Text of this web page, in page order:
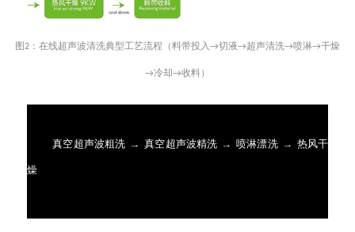
图2：在线超声波清洗典型工艺流程（料带投入→切液→超声清洗→喷淋→干燥
→冷却→收料）
真空超声波粗洗 → 真空超声波精洗 → 喷淋漂洗 → 热风干
燥